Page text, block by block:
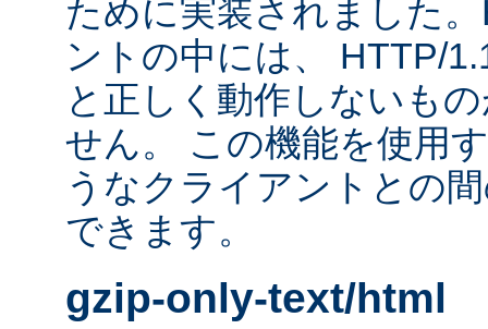
ために実装されました
ントの中には、 HTTP/
と正しく動作しないも
せん。 この機能を使用
うなクライアントとの
できます。
gzip-only-text/html